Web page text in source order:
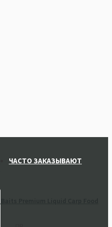
ЧАСТО ЗАКАЗЫВАЮТ
Premium Liquid Carp Food